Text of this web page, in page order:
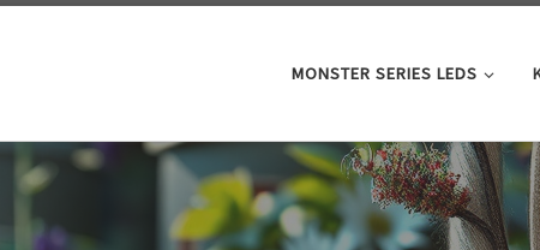
MONSTER SERIES LEDS